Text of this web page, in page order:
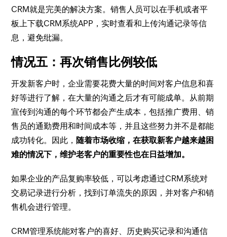
CRM就是完美的解决方案。销售人员可以在手机或者平
板上下载CRM系统APP，实时查看和上传沟通记录等信
息，避免纰漏。​
情况五：再次销售比例较低
开发新客户时，企业需要花费大量的时间对客户信息和喜
好等进行了解，在大量的沟通之后才有可能成单。从前期
宣传到沟通的每个环节都会产生成本，包括推广费用、销
售员的通勤费用和时间成本等，并且这些努力并不是都能
成功转化。因此， 随着市场收缩，在获取新客户越来越困
难的情况下，维护老客户的重要性也在日益增加。
如果企业的产品复购率较低，可以考虑通过CRM系统对
交易记录进行分析，找到订单流失的原因，并对客户和销
售机会进行管理。
CRM管理系统能对客户的喜好、历史购买记录和沟通信